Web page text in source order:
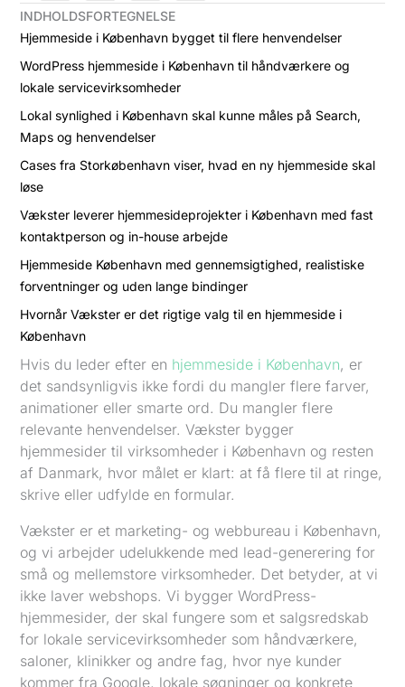
INDHOLDSFORTEGNELSE
Hjemmeside i København bygget til flere henvendelser
WordPress hjemmeside i København til håndværkere og
lokale servicevirksomheder
Lokal synlighed i København skal kunne måles på Search,
Maps og henvendelser
Cases fra Storkøbenhavn viser, hvad en ny hjemmeside skal
løse
Vækster leverer hjemmesideprojekter i København med fast
kontaktperson og in-house arbejde
Hjemmeside København med gennemsigtighed, realistiske
forventninger og uden lange bindinger
Hvornår Vækster er det rigtige valg til en hjemmeside i
København
Hvis du leder efter en hjemmeside i København, er
det sandsynligvis ikke fordi du mangler flere farver,
animationer eller smarte ord. Du mangler flere
relevante henvendelser. Vækster bygger
hjemmesider til virksomheder i København og resten
af Danmark, hvor målet er klart: at få flere til at ringe,
skrive eller udfylde en formular.
Vækster er et marketing- og webbureau i København,
og vi arbejder udelukkende med lead-generering for
små og mellemstore virksomheder. Det betyder, at vi
ikke laver webshops. Vi bygger WordPress-
hjemmesider, der skal fungere som et salgsredskab
for lokale servicevirksomheder som håndværkere,
saloner, klinikker og andre fag, hvor nye kunder
kommer fra Google, lokale søgninger og konkrete